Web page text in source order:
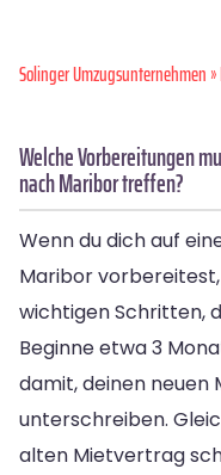
Solinger Umzugsunternehmen»
Welche Vorbereitungen
nach Maribor treffen?
Wenn du dich auf
Maribor
wichtigen Schritten,
Beginne etwa 3
damit, deinen neuen
unterschreiben.
alten Mietvertrag